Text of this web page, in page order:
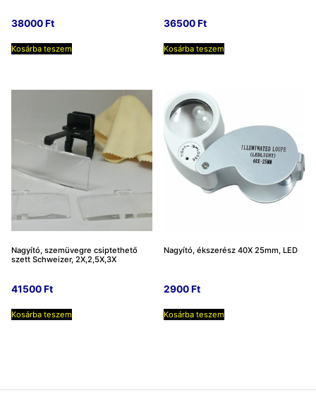
38000Ft
Kosárba teszem
36500Ft
Kosárba teszem
Nagyító, szemüvegre csiptethető
szett Schweizer, 2X,2,5X,3X
41500Ft
Kosárba teszem
Nagyító, ékszerész 40X 25mm, LED
2900Ft
Kosárba teszem